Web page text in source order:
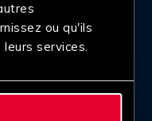
ou qu'ils
services.